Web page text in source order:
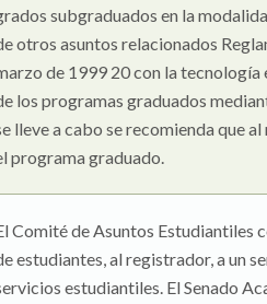
subgraduados en la
otros asuntos relacionados
de 1999 20 con la tecnología
los programas graduados
lleve a cabo se recomienda que
programa graduado.
Comité de Asuntos Estudiantiles
estudiantes, al registrador, a un
estudiantiles. El Senado